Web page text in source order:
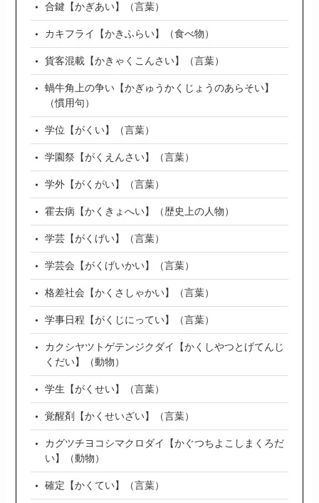
合鍵【かぎあい】（言葉）
カキフライ【かきふらい】（食べ物）
貨客混載【かきゃくこんさい】（言葉）
蝸牛角上の争い【かぎゅうかくじょうのあらそい】
（慣用句）
学位【がくい】（言葉）
学園祭【がくえんさい】（言葉）
学外【がくがい】（言葉）
霍去病【かくきょへい】（歴史上の人物）
学芸【がくげい】（言葉）
学芸会【がくげいかい】（言葉）
格差社会【かくさしゃかい】（言葉）
学事日程【がくじにってい】（言葉）
カクシヤツトゲテンジクダイ【かくしやつとげてんじ
くだい】（動物）
学生【がくせい】（言葉）
覚醒剤【かくせいざい】（言葉）
カグツチヨコシマクロダイ【かぐつちよこしまくろだ
い】（動物）
確定【かくてい】（言葉）